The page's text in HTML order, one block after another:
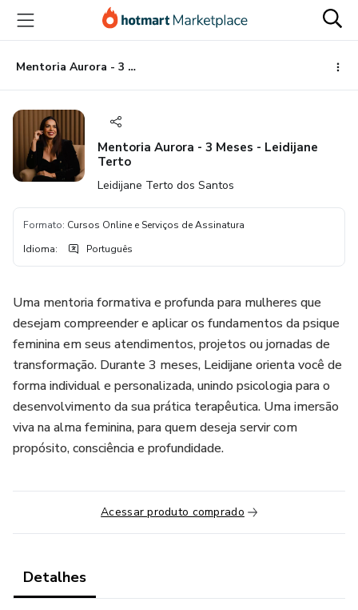
para
conteúdo
principal
para
pagamento
para
rodapé
Mentoria Aurora - 3 Meses - Leidijane Terto
Mentoria Aurora - 3 Meses - Leidijane
Terto
Leidijane Terto dos Santos
Formato: Cursos Online e Serviços de Assinatura
Idioma: Português
Uma mentoria formativa e profunda para mulheres que
desejam compreender e aplicar os fundamentos da psique
feminina em seus atendimentos, projetos ou jornadas de
transformação. Durante 3 meses, Leidijane orienta você de
forma individual e personalizada, unindo psicologia para o
desenvolvimento da sua prática terapêutica. Uma imersão
viva na alma feminina, para quem deseja servir com
propósito, consciência e profundidade.
Acessar produto comprado
Detalhes